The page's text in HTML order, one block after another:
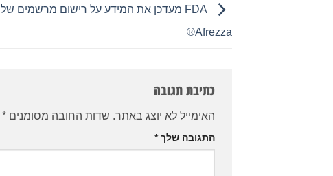
FDA מעדכן את המידע על רישום מרשמים של
Afrezza®
כתיבת תגובה
האימייל לא יוצג באתר. שדות החובה מסומנים *
התגובה שלך*